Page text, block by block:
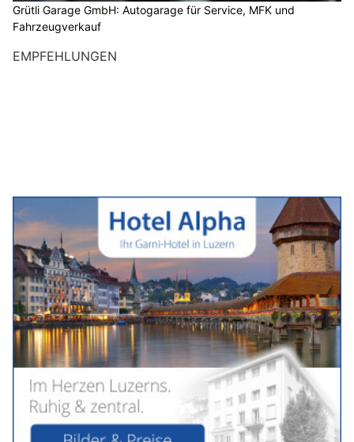
Grütli Garage GmbH: Autogarage für Service, MFK und
Fahrzeugverkauf
EMPFEHLUNGEN